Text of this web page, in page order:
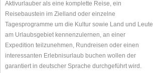
Aktivurlauber als eine komplette Reise, ein
Reisebaustein im Zielland oder einzelne
Tagesprogramme um die Kultur sowie Land und Leute
am Urlaubsgebiet kennenzulernen, an einer
Expedition teilzunehmen, Rundreisen oder einen
interessanten Erlebnisurlaub buchen wollen der
garantiert in deutscher Sprache durchgeführt wird.